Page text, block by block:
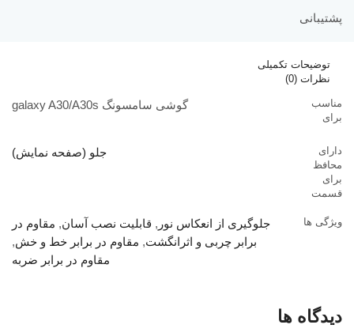
پشتیبانی
توضیحات تکمیلی
نظرات (0)
مناسب
برای
گوشی سامسونگ galaxy A30/A30s
دارای
محافظ
برای
قسمت
جلو (صفحه نمایش)
ویژگی‌ ها جلوگیری از انعکاس نور , قابلیت نصب آسان, مقاوم در
برابر چربی و اثرانگشت, مقاوم در برابر خط و خش,
مقاوم در برابر ضربه
دیدگاه ها